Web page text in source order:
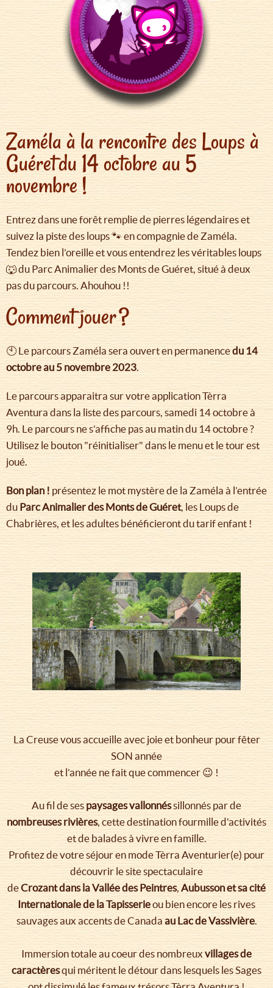
Zaméla à la rencontre des Loups à
Guéret du 14 octobre au 5
novembre !
Entrez dans une forêt remplie de pierres légendaires et
suivez la piste des loups 🐾 en compagnie de Zaméla.
Tendez bien l’oreille et vous entendrez les véritables loups
🐺 du Parc Animalier des Monts de Guéret, situé à deux
pas du parcours. Ahouhou !!
Comment jouer ?
🕙 Le parcours Zaméla sera ouvert en permanencedu 14
octobre au 5 novembre 2023.
Le parcours apparaitra sur votre application Tèrra
Aventura dans la liste des parcours, samedi 14 octobre à
9h. Le parcours ne s’affiche pas au matin du 14 octobre ?
Utilisez le bouton "réinitialiser" dans le menu et le tour est
joué.
Bon plan ! présentez le mot mystère de la Zaméla à l’entrée
du Parc Animalier des Monts de Guéret, les Loups de
Chabrières, et les adultes bénéficieront du tarif enfant !
La Creuse vous accueille avec joie et bonheur pour fêter
SON année
et l’année ne fait que commencer 😉 !
Au fil de ses paysages vallonnéssillonnés par de
nombreuses rivières, cette destination fourmille d'activités
et de balades à vivre en famille.
Profitez de votre séjour en mode Tèrra Aventurier(e) pour
découvrir le site spectaculaire
deCrozant dans la Vallée des Peintres, Aubusson et sa cité
Internationale de la Tapisserieou bien encore les rives
sauvages aux accents de Canada au Lac de Vassivière.
Immersion totale au coeur des nombreux villages de
caractèresqui méritent le détour dans lesquels les Sages